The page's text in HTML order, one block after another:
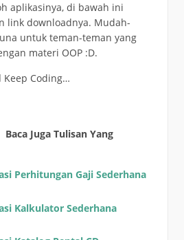
aplikasinya, di bawah ini
link downloadnya. Mudah-
untuk teman-teman yang
materi OOP :D.
Keep Coding…
Baca Juga Tulisan Yang
Perhitungan Gaji Sederhana
Kalkulator Sederhana